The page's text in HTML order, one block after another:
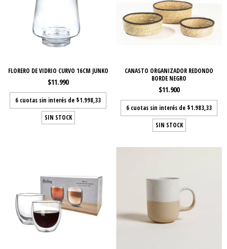
FLORERO DE VIDRIO CURVO 16CM JUNKO
$11.990
6 cuotas sin interés de $1.998,33
SIN STOCK
CANASTO ORGANIZADOR REDONDO
BORDE NEGRO
$11.900
6 cuotas sin interés de $1.983,33
SIN STOCK